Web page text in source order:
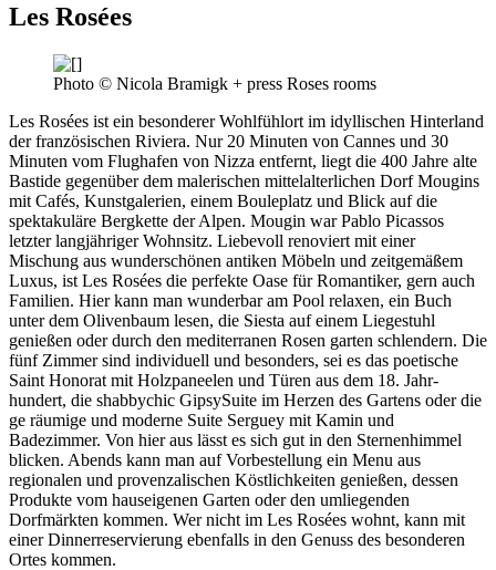
Les Rosées
Photo © Nicola Bramigk + press Roses rooms
Les Rosées ist ein besonderer Wohlfühlort im idyllischen Hinterland
der französischen Riviera. Nur 20 Minuten von Cannes und 30
Minuten vom Flug­hafen von Nizza entfernt, liegt die 400 Jahre alte
Bastide gegenüber dem malerischen mittelalterlichen Dorf Mougins
mit Cafés, Kunstgalerien, einem Bouleplatz und Blick auf die
spektakuläre Bergkette der Alpen. Mougin war Pablo Picassos
letzter langjähriger Wohnsitz. Liebevoll renoviert mit einer
Mischung aus wunderschönen antiken Möbeln und zeitgemäßem
Luxus, ist Les Rosées die perfekte Oase für Romantiker, gern auch
Familien. Hier kann man wunderbar am Pool relaxen, ein Buch
unter dem Olivenbaum lesen, die Siesta auf einem Liegestuhl
genießen oder durch den mediterranen Rosen­ garten schlendern. Die
fünf Zimmer sind individuell und besonders, sei es das poetische
Saint Honorat mit Holzpaneelen und Türen aus dem 18. Jahr­
hundert, die shabby­chic Gipsy­Suite im Herzen des Gartens oder die
ge­ räumige und moderne Suite Serguey mit Kamin und
Badezimmer. Von hier aus lässt es sich gut in den Sternenhimmel
blicken. Abends kann man auf Vorbestellung ein Menu aus
regionalen und provenzalischen Köstlichkeiten genießen, dessen
Produkte vom hauseigenen Garten oder den umliegenden
Dorfmärkten kommen. Wer nicht im Les Rosées wohnt, kann mit
einer Dinner­reservierung ebenfalls in den Genuss des besonderen
Ortes kommen.